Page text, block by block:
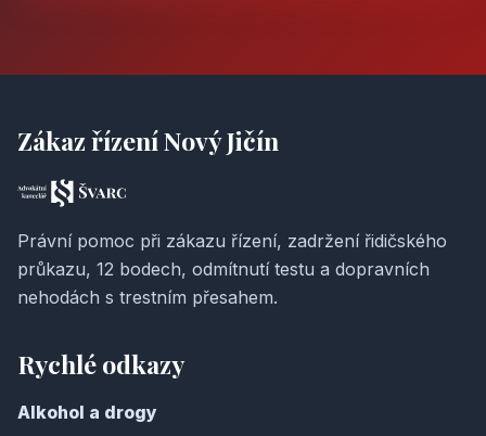
Zákaz řízení Nový Jičín
Právní pomoc při zákazu řízení, zadržení řidičského
průkazu, 12 bodech, odmítnutí testu a dopravních
nehodách s trestním přesahem.
Rychlé odkazy
Alkohol a drogy